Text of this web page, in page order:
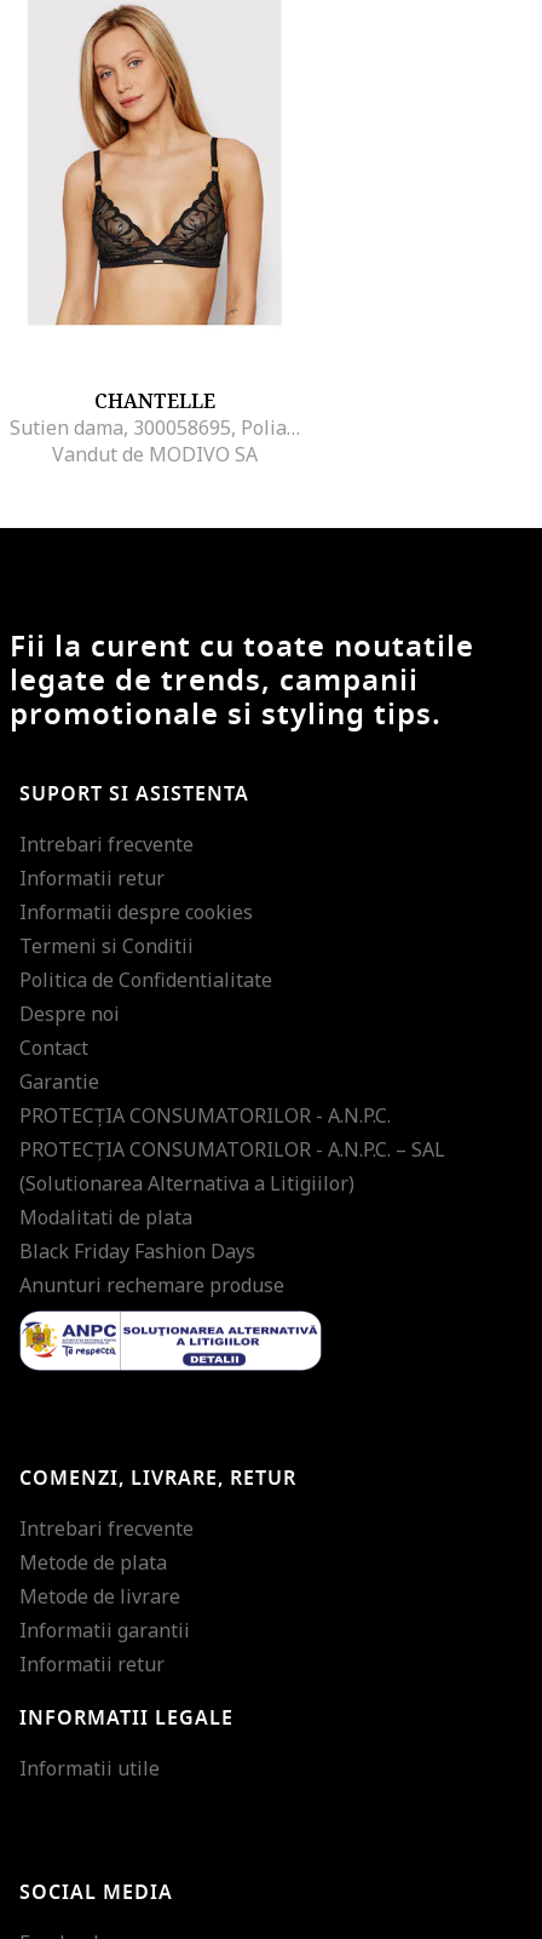
CHANTELLE
Sutien dama, 300058695, Poliamida/Poliester, Negru, Negru
Vandut de MODIVO SA
Fii la curent cu toate noutatile
legate de trends, campanii
promotionale si styling tips.
SUPORT SI ASISTENTA
Intrebari frecvente
Informatii retur
Informatii despre cookies
Termeni si Conditii
Politica de Confidentialitate
Despre noi
Contact
Garantie
PROTECŢIA CONSUMATORILOR - A.N.P.C.
PROTECŢIA CONSUMATORILOR - A.N.P.C. – SAL
(Solutionarea Alternativa a Litigiilor)
Modalitati de plata
Black Friday Fashion Days
Anunturi rechemare produse
COMENZI, LIVRARE, RETUR
Intrebari frecvente
Metode de plata
Metode de livrare
Informatii garantii
Informatii retur
INFORMATII LEGALE
Informatii utile
SOCIAL MEDIA